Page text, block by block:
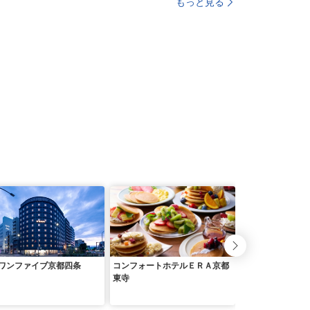
ンファイブ京都四条
コンフォートホテルＥＲＡ京都
東寺